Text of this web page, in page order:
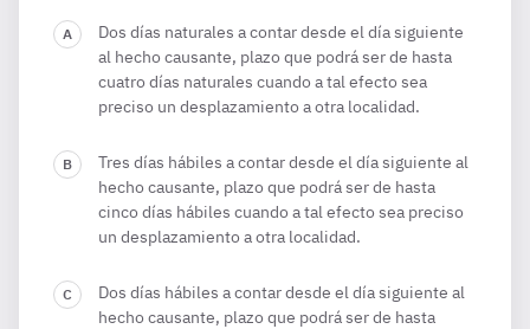
Dos días naturales a contar desde el día siguiente
al hecho causante, plazo que podrá ser de hasta
cuatro días naturales cuando a tal efecto sea
preciso un desplazamiento a otra localidad.
Tres días hábiles a contar desde el día siguiente al
hecho causante, plazo que podrá ser de hasta
cinco días hábiles cuando a tal efecto sea preciso
un desplazamiento a otra localidad.
Dos días hábiles a contar desde el día siguiente al
hecho causante, plazo que podrá ser de hasta